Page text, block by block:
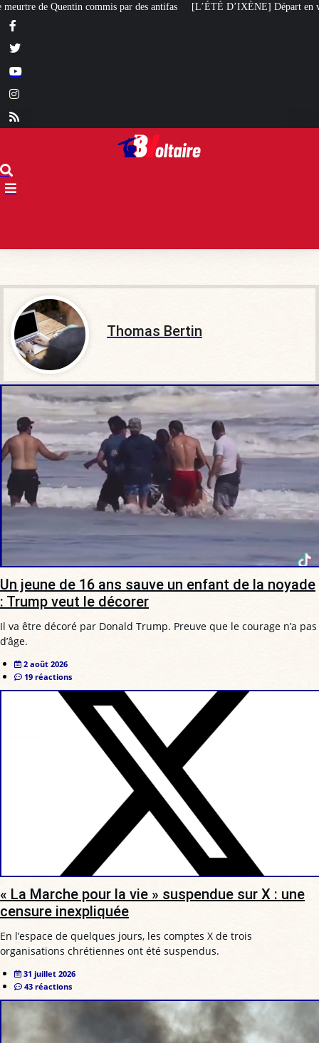
[L’ÉTÉ D’IXÈNE] Départ en vacances [L’ÉTÉ BV] «La gauche
Thomas Bertin
Un jeune de 16 ans sauve un enfant de la noyade
: Trump veut le décorer
Il va être décoré par Donald Trump. Preuve que le courage n’a pas
d’âge.
2 août 2026
19 réactions
« La Marche pour la vie » suspendue sur X : une
censure inexpliquée
En l’espace de quelques jours, les comptes X de trois
organisations chrétiennes ont été suspendus.
31 juillet 2026
43 réactions